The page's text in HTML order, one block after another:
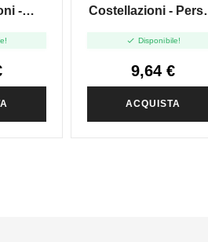
-
Costellazioni -
 Disponibile!
9,64 €
ACQUISTA